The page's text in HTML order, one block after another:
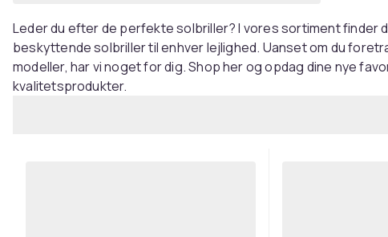
Leder du efter de perfekte solbriller? I vores sortiment finder
beskyttende solbriller til enhver lejlighed. Uanset om du
modeller, har vi noget for dig. Shop her og opdag dine nye
kvalitetsprodukter.